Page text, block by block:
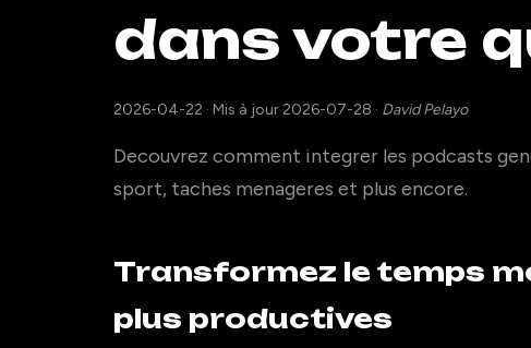
dans votre
2026-04-22 · Mis à jour 2026-07-28 · David Pelayo
Decouvrez comment integrer les podcasts
sport, taches menageres et plus encore.
Transformez le temps
plus productives